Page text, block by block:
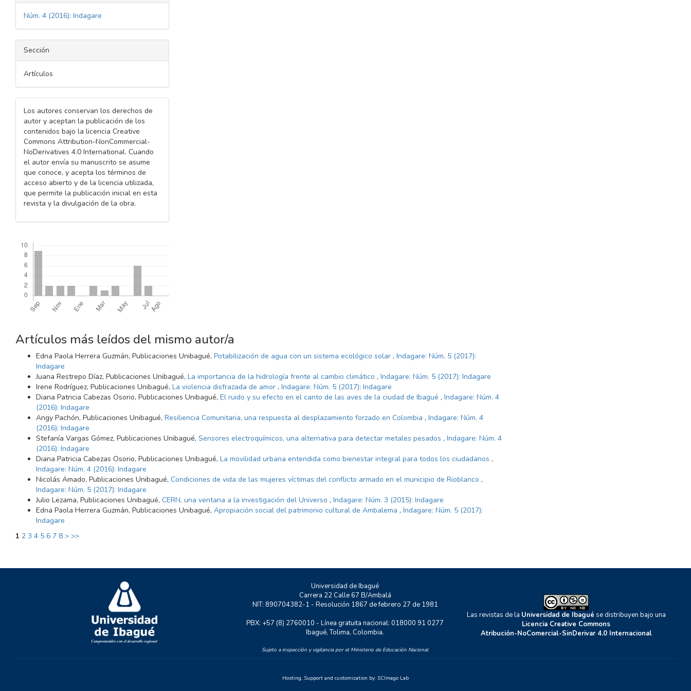
Núm. 4 (2016): Indagare
Sección
Artículos
Los autores conservan los derechos de
autor y aceptan la publicación de los
contenidos bajo la licencia Creative
Commons Attribution-NonCommercial-
NoDerivatives 4.0 International. Cuando
el autor envía su manuscrito se asume
que conoce, y acepta los términos de
acceso abierto y de la licencia utilizada,
que permite la publicación inicial en esta
revista y la divulgación de la obra.
Artículos más leídos del mismo autor/a
Edna Paola Herrera Guzmán, Publicaciones Unibagué, Potabilización de agua con un sistema ecológico solar , Indagare: Núm. 5 (2017):
Indagare
Juana Restrepo Díaz, Publicaciones Unibagué, La importancia de la hidrología frente al cambio climático , Indagare: Núm. 5 (2017): Indagare
Irene Rodríguez, Publicaciones Unibagué, La violencia disfrazada de amor , Indagare: Núm. 5 (2017): Indagare
Diana Patricia Cabezas Osorio, Publicaciones Unibagué, El ruido y su efecto en el canto de las aves de la ciudad de Ibagué , Indagare: Núm. 4
(2016): Indagare
Angy Pachón, Publicaciones Unibagué, Resiliencia Comunitaria, una respuesta al desplazamiento forzado en Colombia , Indagare: Núm. 4
(2016): Indagare
Stefanía Vargas Gómez, Publicaciones Unibagué, Sensores electroquímicos, una alternativa para detectar metales pesados , Indagare: Núm. 4
(2016): Indagare
Diana Patricia Cabezas Osorio, Publicaciones Unibagué, La movilidad urbana entendida como bienestar integral para todos los ciudadanos ,
Indagare: Núm. 4 (2016): Indagare
Nicolás Amado, Publicaciones Unibagué, Condiciones de vida de las mujeres víctimas del conflicto armado en el municipio de Rioblanco ,
Indagare: Núm. 5 (2017): Indagare
Julio Lezama, Publicaciones Unibagué, CERN, una ventana a la investigación del Universo , Indagare: Núm. 3 (2015): Indagare
Edna Paola Herrera Guzmán, Publicaciones Unibagué, Apropiación social del patrimonio cultural de Ambalema , Indagare: Núm. 5 (2017):
Indagare
1 2 3 4 5 6 7 8 > >>
Universidad de Ibagué
Carrera 22 Calle 67 B/Ambalá
NIT: 890704382-1 - Resolución 1867 de febrero 27 de 1981
PBX: +57 (8) 2760010 - Línea gratuita nacional: 018000 91 0277
Ibagué, Tolima, Colombia.
Sujeto a inspección y vigilancia por el Ministerio de Educación Nacional
Las revistas de la Universidad de Ibagué se distribuyen bajo una
Licencia Creative Commons
Atribución-NoComercial-SinDerivar 4.0 Internacional
Hosting, Support and customization by: SCImago Lab